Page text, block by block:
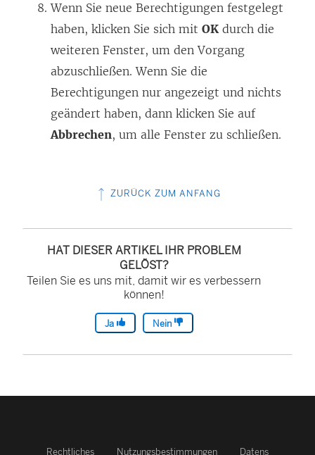
Wenn Sie neue Berechtigungen festgelegt
haben, klicken Sie sich mit OK durch die
weiteren Fenster, um den Vorgang
abzuschließen. Wenn Sie die
Berechtigungen nur angezeigt und nichts
geändert haben, dann klicken Sie auf
Abbrechen, um alle Fenster zu schließen.
ZURÜCK ZUM ANFANG
HAT DIESER ARTIKEL IHR PROBLEM
GELÖST?
Teilen Sie es uns mit, damit wir es verbessern
können!
Ja Nein
Rechtliches Nutzungsbestimmungen Datens